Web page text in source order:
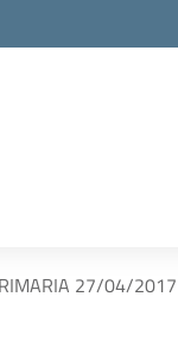
27/04/2017